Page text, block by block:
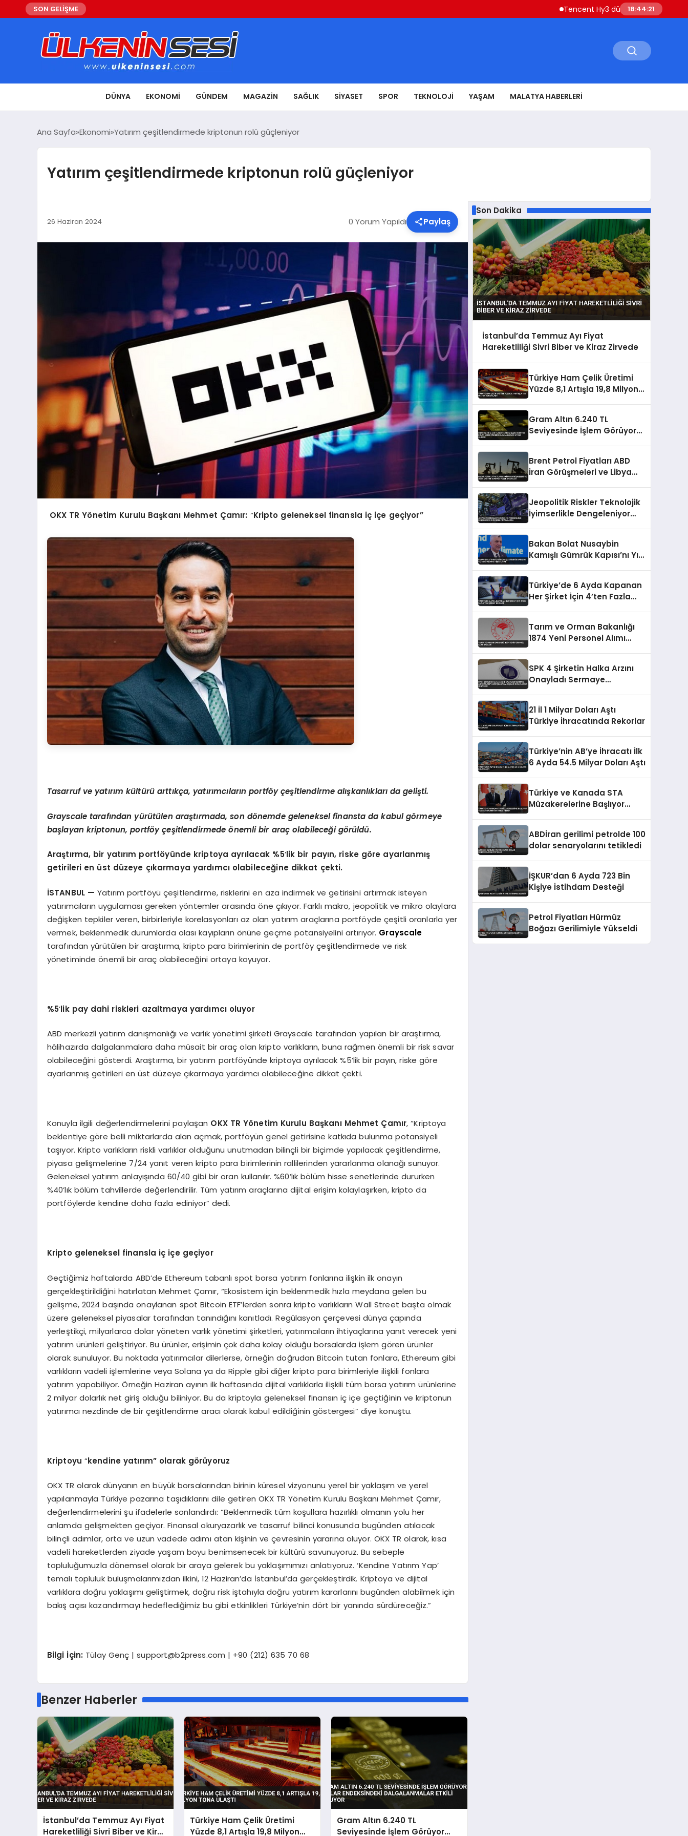
SON GELİŞME Tencent Hy3 dünya genelinde kullanıma
18:44:23
DÜNYA EKONOMI GÜNDEM MAGAZIN SAĞLIK SIYASET SPOR TEKNOLOJI YAŞAM MALATYA HABERLERI
Ana Sayfa Ekonomi Yatırım çeşitlendirmede kriptonun rolü güçleniyor
Yatırım çeşitlendirmede kriptonun rolü güçleniyor
26 Haziran 2024 0 Yorum Yapıldı Paylaş
OKX TR Yönetim Kurulu Başkanı Mehmet Çamır: “Kripto geleneksel finansla iç içe geçiyor”
Tasarruf ve yatırım kültürü arttıkça, yatırımcıların portföy çeşitlendirme alışkanlıkları da gelişti.
Grayscale tarafından yürütülen araştırmada, son dönemde geleneksel finansta da kabul görmeye
başlayan kriptonun, portföy çeşitlendirmedeönemli bir araç olabileceği görüldü.
Araştırma, bir yatırım portföyünde kriptoya ayrılacak %5’lik bir payın, riske göre ayarlanmış
getirileri en üst düzeye çıkarmaya yardımcı olabileceğine dikkat çekti.
İSTANBUL — Yatırım portföyü çeşitlendirme, risklerini en aza indirmek ve getirisini artırmak isteyen
yatırımcıların uygulaması gereken yöntemler arasında öne çıkıyor. Farklı makro, jeopolitik ve mikro olaylara
değişken tepkiler veren, birbirleriyle korelasyonları az olan yatırım araçlarına portföyde çeşitli oranlarla yer
vermek, beklenmedik durumlarda olası kayıpların önüne geçme potansiyelini artırıyor. Grayscale
tarafından yürütülen bir araştırma, kripto para birimlerinin de portföy çeşitlendirmede ve risk
yönetiminde önemli bir araç olabileceğini ortaya koyuyor.
%5’lik pay dahi riskleri azaltmaya yardımcı oluyor
ABD merkezli yatırım danışmanlığı ve varlık yönetimi şirketi Grayscale tarafından yapılan bir araştırma,
hâlihazırda dalgalanmalara daha müsait bir araç olan kripto varlıkların, buna rağmen önemli bir risk savar
olabileceğini gösterdi. Araştırma, bir yatırım portföyünde kriptoya ayrılacak %5’lik bir payın, riske göre
ayarlanmış getirileri en üst düzeye çıkarmaya yardımcı olabileceğine dikkat çekti.
Konuyla ilgili değerlendirmelerini paylaşan OKX TR Yönetim Kurulu Başkanı Mehmet Çamır, “Kriptoya
beklentiye göre belli miktarlarda alan açmak, portföyün genel getirisine katkıda bulunma potansiyeli
taşıyor. Kripto varlıkların riskli varlıklar olduğunu unutmadan bilinçli bir biçimde yapılacak çeşitlendirme,
piyasa gelişmelerine 7/24 yanıt veren kripto para birimlerinin rallilerinden yararlanma olanağı sunuyor.
Geleneksel yatırım anlayışında 60/40 gibi bir oran kullanılır. %60’lık bölüm hisse senetlerinde dururken
%40’lık bölüm tahvillerde değerlendirilir. Tüm yatırım araçlarına dijital erişim kolaylaşırken, kripto da
portföylerde kendine daha fazla ediniyor” dedi.
Kripto geleneksel finansla iç içe geçiyor
Geçtiğimiz haftalarda ABD’de Ethereum tabanlı spot borsa yatırım fonlarına ilişkin ilk onayın
gerçekleştirildiğini hatırlatan Mehmet Çamır, “Ekosistem için beklenmedik hızla meydana gelen bu
gelişme, 2024 başında onaylanan spot Bitcoin ETF’lerden sonra kripto varlıkların Wall Street başta olmak
üzere geleneksel piyasalar tarafından tanındığını kanıtladı. Regülasyon çerçevesi dünya çapında
yerleştikçi, milyarlarca dolar yöneten varlık yönetimi şirketleri, yatırımcıların ihtiyaçlarına yanıt verecek yeni
yatırım ürünleri geliştiriyor. Bu ürünler, erişimin çok daha kolay olduğu borsalarda işlem gören ürünler
olarak sunuluyor. Bu noktada yatırımcılar dilerlerse, örneğin doğrudan Bitcoin tutan fonlara, Ethereum gibi
varlıkların vadeli işlemlerine veya Solana ya da Ripple gibi diğer kripto para birimleriyle ilişkili fonlara
yatırım yapabiliyor. Örneğin Haziran ayının ilk haftasında dijital varlıklarla ilişkili tüm borsa yatırım ürünlerine
2 milyar dolarlık net giriş olduğu biliniyor. Bu da kriptoyla geleneksel finansın iç içe geçtiğinin ve kriptonun
yatırımcı nezdinde de bir çeşitlendirme aracı olarak kabul edildiğinin göstergesi” diye konuştu.
Kriptoyu “kendine yatırım” olarak görüyoruz
OKX TR olarak dünyanın en büyük borsalarından birinin küresel vizyonunu yerel bir yaklaşım ve yerel
yapılanmayla Türkiye pazarına taşıdıklarını dile getiren OKX TR Yönetim Kurulu Başkanı Mehmet Çamır,
değerlendirmelerini şu ifadelerle sonlandırdı: “Beklenmedik tüm koşullara hazırlıklı olmanın yolu her
anlamda gelişmekten geçiyor. Finansal okuryazarlık ve tasarruf bilinci konusunda bugünden atılacak
bilinçli adımlar, orta ve uzun vadede adımı atan kişinin ve çevresinin yararına oluyor. OKX TR olarak, kısa
vadeli hareketlerden ziyade yaşam boyu benimsenecek bir kültürü savunuyoruz. Bu sebeple
topluluğumuzla dönemsel olarak bir araya gelerek bu yaklaşımımızı anlatıyoruz. ‘Kendine Yatırım Yap’
temalı topluluk buluşmalarımızdan ilkini, 12 Haziran’da İstanbul’da gerçekleştirdik. Kriptoya ve dijital
varlıklara doğru yaklaşımı geliştirmek, doğru risk iştahıyla doğru yatırım kararlarını bugünden alabilmek için
bakış açısı kazandırmayı hedeflediğimiz bu gibi etkinlikleri Türkiye’nin dört bir yanında sürdüreceğiz.”
Bilgi İçin: Tülay Genç |support@b2press.com | +90 (212) 635 70 68
Benzer Haberler
İstanbul’da Temmuz Ayı Fiyat
Hareketliliği Sivri Biber ve Kiraz
Türkiye Ham Çelik Üretimi
Yüzde 8,1 Artışla 19,8 Milyon
Gram Altın 6.240 TL
Seviyesinde İşlem Görüyor
Son Dakika
İstanbul’da Temmuz Ayı Fiyat
Hareketliliği Sivri Biber ve Kiraz Zirvede
Türkiye Ham Çelik Üretimi
Yüzde 8,1 Artışla 19,8 Milyon
Gram Altın 6.240 TL
Seviyesinde İşlem Görüyor
Brent Petrol Fiyatları ABD
İran Görüşmeleri ve Libya
Jeopolitik Riskler Teknolojik
İyimserlikle Dengeleniyor
Bakan Bolat Nusaybin
Kamışlı Gümrük Kapısı’nı Yıl
Türkiye’de 6 Ayda Kapanan
Her Şirket İçin 4’ten Fazla
Tarım ve Orman Bakanlığı
1874 Yeni Personel Alımı
SPK 4 Şirketin Halka Arzını
Onayladı Sermaye
21 İl 1 Milyar Doları Aştı
Türkiye İhracatında Rekorlar
Türkiye’nin AB’ye İhracatı İlk
6 Ayda 54.5 Milyar Doları Aştı
Türkiye ve Kanada STA
Müzakerelerine Başlıyor
ABDİran gerilimi petrolde 100
dolar senaryolarını tetikledi
İŞKUR’dan 6 Ayda 723 Bin
Kişiye İstihdam Desteği
Petrol Fiyatları Hürmüz
Boğazı Gerilimiyle Yükseldi